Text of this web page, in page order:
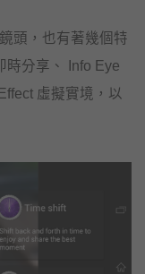
頭，也有著幾個特
時分享、 Info Eye
虛擬實境，以